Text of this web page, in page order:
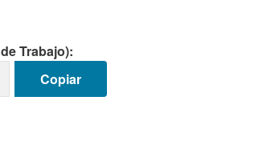
Trabajo):
Copiar